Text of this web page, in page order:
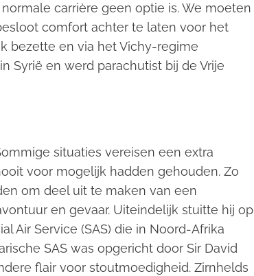
carrière geen optie is. We moeten
comfort achter te laten voor het
bezette en via het Vichy-regime
Syrië en werd parachutist bij de Vrije
situaties vereisen een extra
voor mogelijk hadden gehouden. Zo
om deel uit te maken van een
en gevaar. Uiteindelijk stuitte hij op
Air Service (SAS) die in Noord-Afrika
SAS was opgericht door Sir David
flair voor stoutmoedigheid. Zirnhelds